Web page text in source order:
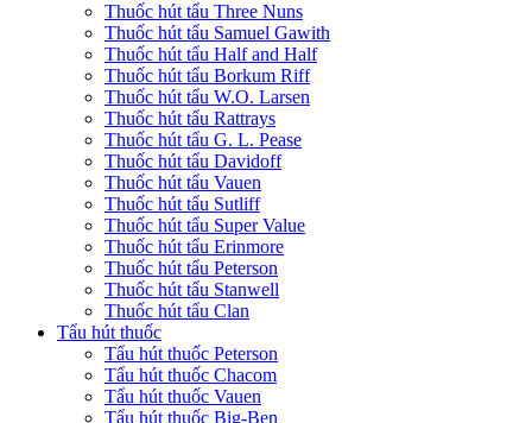
Thuốc hút tẩu Three Nuns
Thuốc hút tẩu Samuel Gawith
Thuốc hút tẩu Half and Half
Thuốc hút tẩu Borkum Riff
Thuốc hút tẩu W.O. Larsen
Thuốc hút tẩu Rattrays
Thuốc hút tẩu G. L. Pease
Thuốc hút tẩu Davidoff
Thuốc hút tẩu Vauen
Thuốc hút tẩu Sutliff
Thuốc hút tẩu Super Value
Thuốc hút tẩu Erinmore
Thuốc hút tẩu Peterson
Thuốc hút tẩu Stanwell
Thuốc hút tẩu Clan
Tẩu hút thuốc
Tẩu hút thuốc Peterson
Tẩu hút thuốc Chacom
Tẩu hút thuốc Vauen
Tẩu hút thuốc Big-Ben